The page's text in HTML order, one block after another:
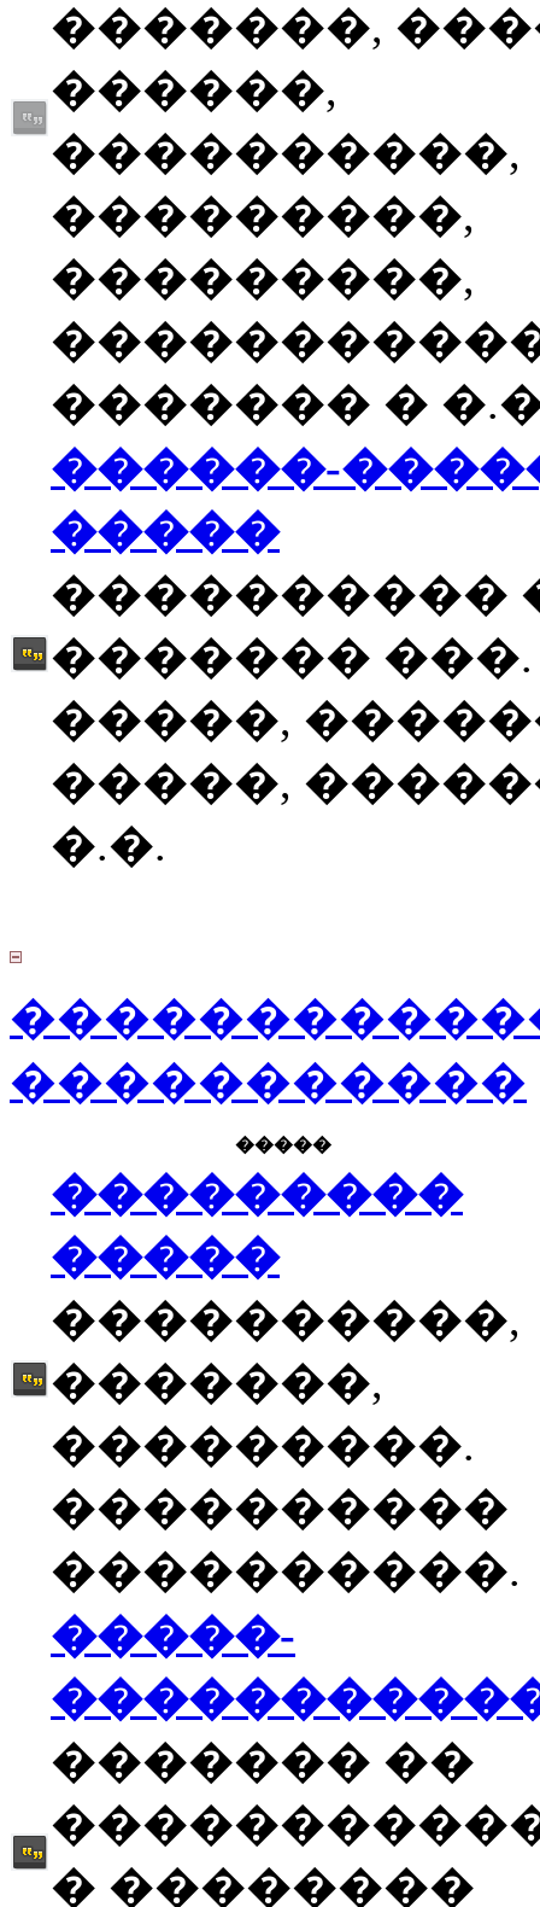
�������,
������,
����������,
���������,
���������,
������� �
������-
�����
����������
������� ���.
�����,
�����,
�.�.
�����������
�����
���������
�����
����������,
�������,
���������.
����������
����������.
�����-
������� ��
� ��������